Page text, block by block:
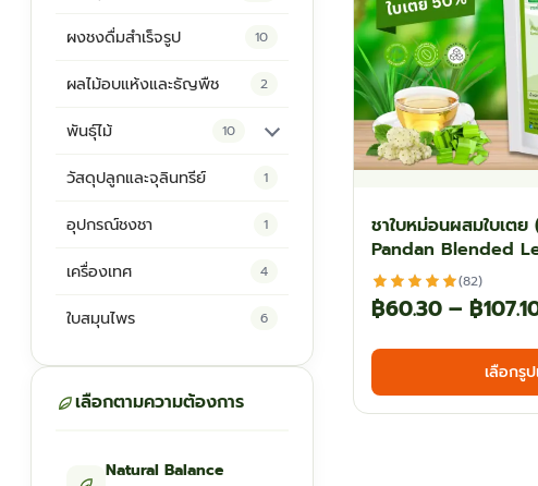
ผงชงดื่มสำเร็จรูป 10
ผลไม้อบแห้งและธัญพืช 2
พันธุ์ไม้ 10
ต้นพันธุ์สมุนไพร 5
วัสดุปลูกและจุลินทรีย์ 1
อุปกรณ์ชงชา 1
เครื่องเทศ 4
ใบสมุนไพร 6
เลือกตามความต้องการ
Natural Balance
ชาใบหม่อนผสมใบเต
Pandan Blended
(82)
฿60.30 – ฿
เลือกรู